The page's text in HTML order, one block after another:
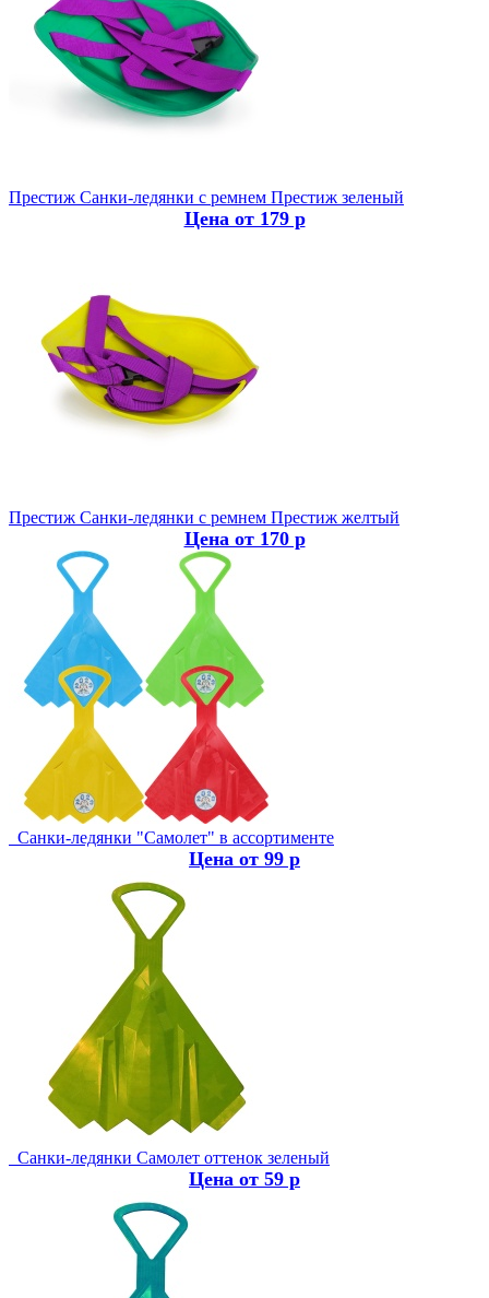
Престиж Санки-ледянки с ремнем Престиж зеленый
Цена от 179 р
Престиж Санки-ледянки с ремнем Престиж желтый
Цена от 170 р
Санки-ледянки "Самолет" в ассортименте
Цена от 99 р
Санки-ледянки Самолет оттенок зеленый
Цена от 59 р